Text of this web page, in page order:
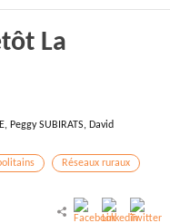
La
Peggy SUBIRATS, David
Réseaux ruraux